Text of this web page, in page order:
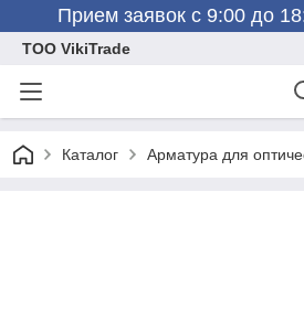
Прием заявок с 9:00 до
ТОО VikiTrade
Каталог Арматура для